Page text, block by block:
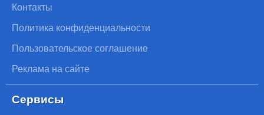
Контакты
Политика конфиденциальности
Пользовательское соглашение
Реклама на сайте
Сервисы